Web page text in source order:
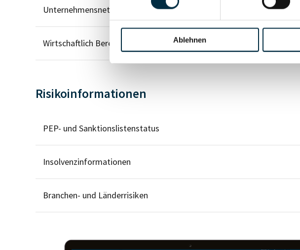
Ablehnen
Unternehmensnetzwerk
Wirtschaftlich Berechtigten Pfad
Risikoinformationen
PEP- und Sanktionslistenstatus
Insolvenzinformationen
Branchen- und Länderrisiken